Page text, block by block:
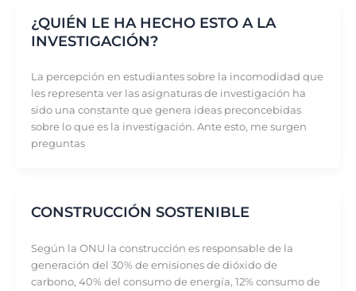
¿QUIÉN LE HA HECHO ESTO A LA
INVESTIGACIÓN?
La percepción en estudiantes sobre la incomodidad que
les representa ver las asignaturas de investigación ha
sido una constante que genera ideas preconcebidas
sobre lo que es la investigación. Ante esto, me surgen
preguntas
CONSTRUCCIÓN SOSTENIBLE
Según la ONU la construcción es responsable de la
generación del 30% de emisiones de dióxido de
carbono, 40% del consumo de energía, 12% consumo de